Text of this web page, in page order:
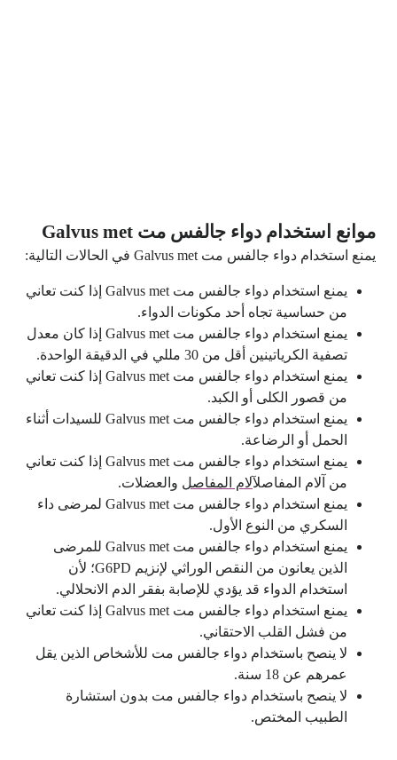
موانع استخدام دواء جالفس مت Galvus met
يمنع استخدام دواء جالفس مت Galvus met في الحالات التالية:
يمنع استخدام دواء جالفس مت Galvus met إذا كنت تعاني
من حساسية تجاه أحد مكونات الدواء.
يمنع استخدام دواء جالفس مت Galvus met إذا كان معدل
تصفية الكرياتينين أقل من 30 مللي في الدقيقة الواحدة.
يمنع استخدام دواء جالفس مت Galvus met إذا كنت تعاني
من قصور الكلى أو الكبد.
يمنع استخدام دواء جالفس مت Galvus met للسيدات أثناء
الحمل أو الرضاعة.
يمنع استخدام دواء جالفس مت Galvus met إذا كنت تعاني
من آلام المفاصلآلام المفاصل والعضلات.
يمنع استخدام دواء جالفس مت Galvus met لمرضى داء
السكري من النوع الأول.
يمنع استخدام دواء جالفس مت Galvus met للمرضى
الذين يعانون من النقص الوراثي لإنزيم G6PD؛ لأن
استخدام الدواء قد يؤدي للإصابة بفقر الدم الانحلالي.
يمنع استخدام دواء جالفس مت Galvus met إذا كنت تعاني
من فشل القلب الاحتقاني.
لا ينصح باستخدام دواء جالفس مت للأشخاص الذين يقل
عمرهم عن 18 سنة.
لا ينصح باستخدام دواء جالفس مت بدون استشارة
الطبيب المختص.